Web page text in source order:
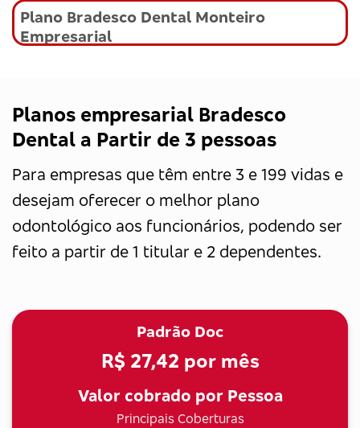
Plano Bradesco Dental Monteiro
Empresarial
Planos empresarial Bradesco
Dental a Partir de 3 pessoas
Para empresas que têm entre 3 e 199 vidas e
desejam oferecer o melhor plano
odontológico aos funcionários, podendo ser
feito a partir de 1 titular e 2 dependentes.
Padrão Doc
R$ 27,42 por mês
Valor cobrado por Pessoa
Principais Coberturas